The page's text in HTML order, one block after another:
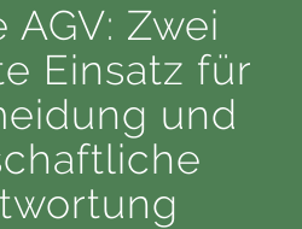
AGV: Zwei
Einsatz für
und